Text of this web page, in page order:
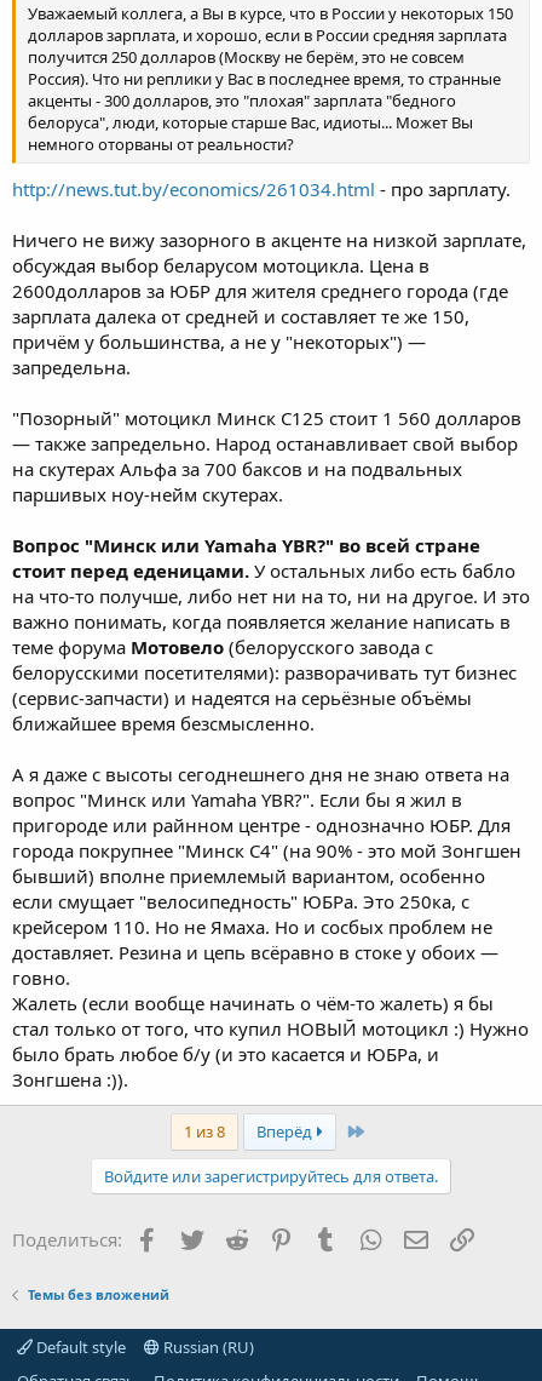
Уважаемый коллега, а Вы в курсе, что в России у некоторых 150
долларов зарплата, и хорошо, если в России средняя зарплата
получится 250 долларов (Москву не берём, это не совсем
Россия). Что ни реплики у Вас в последнее время, то странные
акценты - 300 долларов, это "плохая" зарплата "бедного
белоруса", люди, которые старше Вас, идиоты... Может Вы
немного оторваны от реальности?
http://news.tut.by/economics/261034.html - про зарплату.
Ничего не вижу зазорного в акценте на низкой зарплате,
обсуждая выбор беларусом мотоцикла. Цена в
2600долларов за ЮБР для жителя среднего города (где
зарплата далека от средней и составляет те же 150,
причём у большинства, а не у "некоторых") —
запредельна.
"Позорный" мотоцикл Минск С125 стоит 1 560 долларов
— также запредельно. Народ останавливает свой выбор
на скутерах Альфа за 700 баксов и на подвальных
паршивых ноу-нейм скутерах.
Вопрос "Минск или Yamaha YBR?" во всей стране
стоит перед еденицами. У остальных либо есть бабло
на что-то получше, либо нет ни на то, ни на другое. И это
важно понимать, когда появляется желание написать в
теме форума Мотовело (белорусского завода с
белорусскими посетителями): разворачивать тут бизнес
(сервис-запчасти) и надеятся на серьёзные объёмы
ближайшее время безсмысленно.
А я даже с высоты сегоднешнего дня не знаю ответа на
вопрос "Минск или Yamaha YBR?". Если бы я жил в
пригороде или райнном центре - однозначно ЮБР. Для
города покрупнее "Минск С4" (на 90% - это мой Зонгшен
бывший) вполне приемлемый вариантом, особенно
если смущает "велосипедность" ЮБРа. Это 250ка, с
крейсером 110. Но не Ямаха. Но и сосбых проблем не
доставляет. Резина и цепь всёравно в стоке у обоих —
говно.
Жалеть (если вообще начинать о чём-то жалеть) я бы
стал только от того, что купил НОВЫЙ мотоцикл :) Нужно
было брать любое б/у (и это касается и ЮБРа, и
Зонгшена :)).
1 из 8 Вперёд Last
Войдите или зарегистрируйтесь для ответа.
Поделиться: Facebook
TwitterReddit PinterestTumblr WhatsApp Ссылка
Темы без вложений
Default style
Russian (RU)